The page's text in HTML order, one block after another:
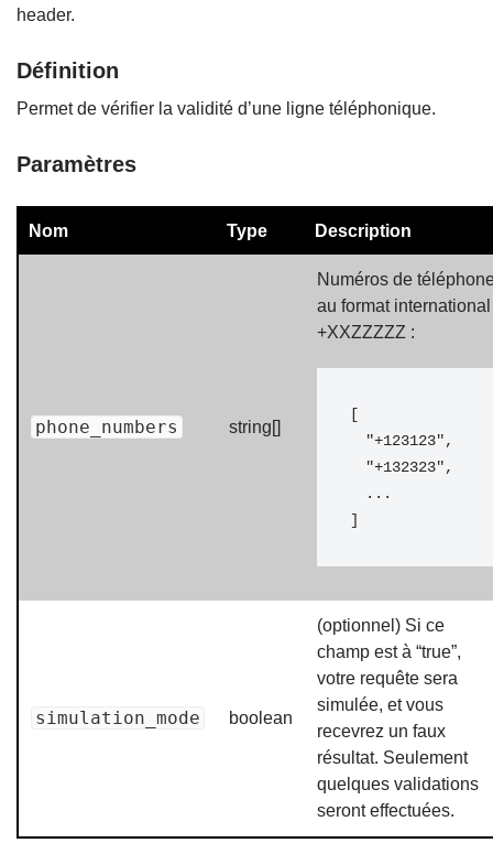
header.
Définition
Permet de vérifier la validité d’une ligne téléphonique.
Paramètres
Nom Type Description
phone_numbers string[]
Numéros de
au format international
+XXZZZZZ :
[
"+123123",
"+132323",
...
]
simulation_mode boolean
(optionnel) Si ce
champ est à “true”,
votre requête sera
simulée, et vous
recevrez un faux
résultat. Seulement
quelques validations
seront effectuées.